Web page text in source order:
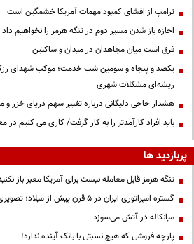
ترامپ از افشای کمبود مهمات آمریکا خشمگین است
اجازه باز شدن مسیر دوم در تنگه هرمز را نخواهیم داد
فرق است میان مجاهدان در میدان و ساکتین
یکصد و پنجاه و سومین شب خدمت؛ موکب شهدای
ریشه‌ای مشکلات شهری
هشدار حاجی دلیگانی درباره تغییر سهم دریای خزر و
باید افراد کارآمدتر را به کار گرفت/ کاری می کنیم
پربازدید ها
تنگه هرمز قابل معامله نیست برای آمریکا معبر باز
گستره امپراتوری ایران در ۵ قرن پیش از میلاد؛ تصویری از ایران ۲۵ قرن پیش
میانکاله در آتش می‌سوزد
پارچه فروشی که هیچ نسبتی با بانک آینده ندارد!